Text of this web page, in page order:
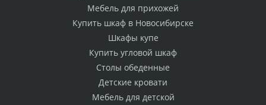
Мебель для прихожей
Купить шкаф в Новосибирске
Шкафы купе
Купить угловой шкаф
Столы обеденные
Детские кровати
Мебель для детской